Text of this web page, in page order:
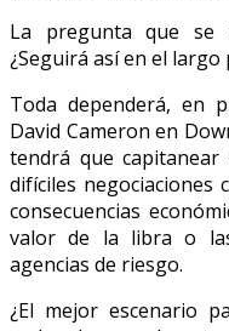
La pregunta que se
¿Seguirá así en el largo
Toda dependerá, en
David Cameron en
tendrá que
difíciles negociaciones
consecuencias
valor de la libra o
agencias de riesgo.
¿El mejor escenario